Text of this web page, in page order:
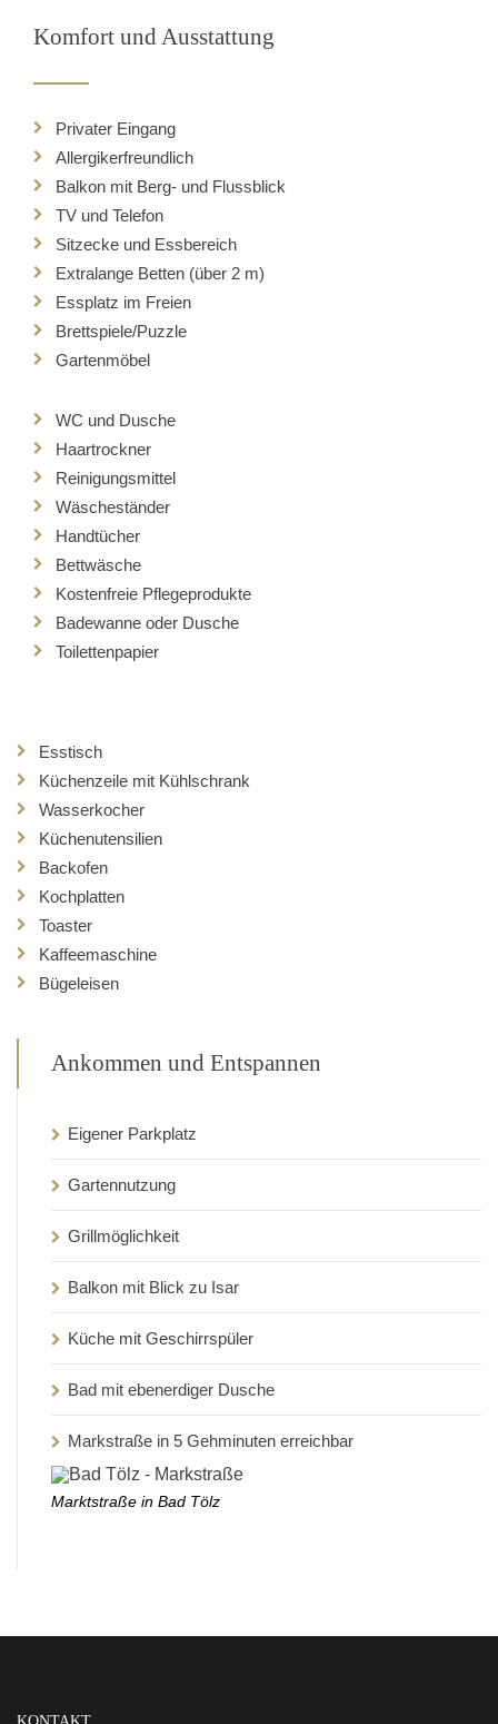
Komfort und Ausstattung
Privater Eingang
Allergikerfreundlich
Balkon mit Berg- und Flussblick
TV und Telefon
Sitzecke und Essbereich
Extralange Betten (über 2 m)
Essplatz im Freien
Brettspiele/Puzzle
Gartenmöbel
WC und Dusche
Haartrockner
Reinigungsmittel
Wäscheständer
Handtücher
Bettwäsche
Kostenfreie Pflegeprodukte
Badewanne oder Dusche
Toilettenpapier
Esstisch
Küchenzeile mit Kühlschrank
Wasserkocher
Küchenutensilien
Backofen
Kochplatten
Toaster
Kaffeemaschine
Bügeleisen
Ankommen und Entspannen
Eigener Parkplatz
Gartennutzung
Grillmöglichkeit
Balkon mit Blick zu Isar
Küche mit Geschirrspüler
Bad mit ebenerdiger Dusche
Markstraße in 5 Gehminuten erreichbar
Marktstraße in Bad Tölz